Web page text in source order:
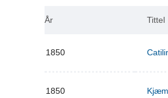
År Tittel
1850
1850